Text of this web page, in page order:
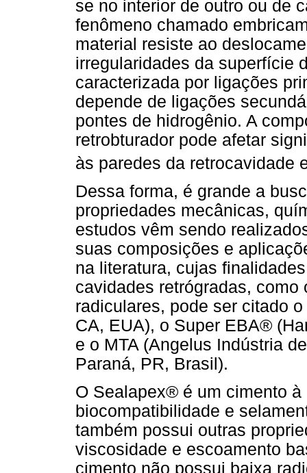
se no interior de outro ou de
fenômeno chamado
material resiste ao
irregularidades da superfície
caracterizada por ligações
depende de ligações
pontes de hidrogênio. A
retrobturador pode afetar
às paredes da retrocavidade
Dessa forma, é grande a
propriedades mecânicas,
estudos vêm sendo
suas composições e
na literatura, cujas
cavidades retrógradas,
radiculares, pode ser citado
CA, EUA), o Super EBA®
e o MTA (Angelus Indústria
Paraná, PR, Brasil).
O Sealapex® é um cimento
biocompatibilidade e
também possui outras
viscosidade e escoamento
cimento não possui baixa